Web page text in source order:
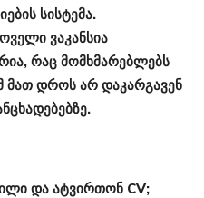
სისტემა.
ვაკანსია
რაც მომხმარებლებს
მათ დროს არ დაკარგავენ
და ატვირთონ CV;